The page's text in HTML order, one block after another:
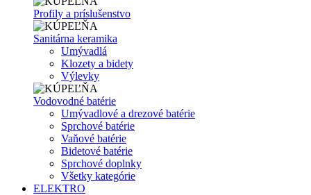
Profily a príslušenstvo
Sanitárna keramika
Umývadlá
Klozety a bidety
Výlevky
Vodovodné batérie
Umývadlové a drezové batérie
Sprchové batérie
Vaňové batérie
Bidetové batérie
Sprchové doplnky
Všetky kategórie
ELEKTRO